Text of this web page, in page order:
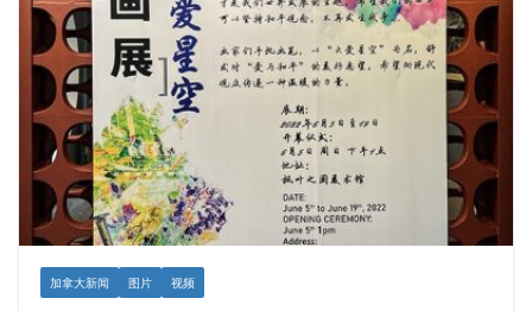
加拿大新闻 图片 视频